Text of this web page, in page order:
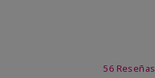
4,9 de 5
56 Reseñas